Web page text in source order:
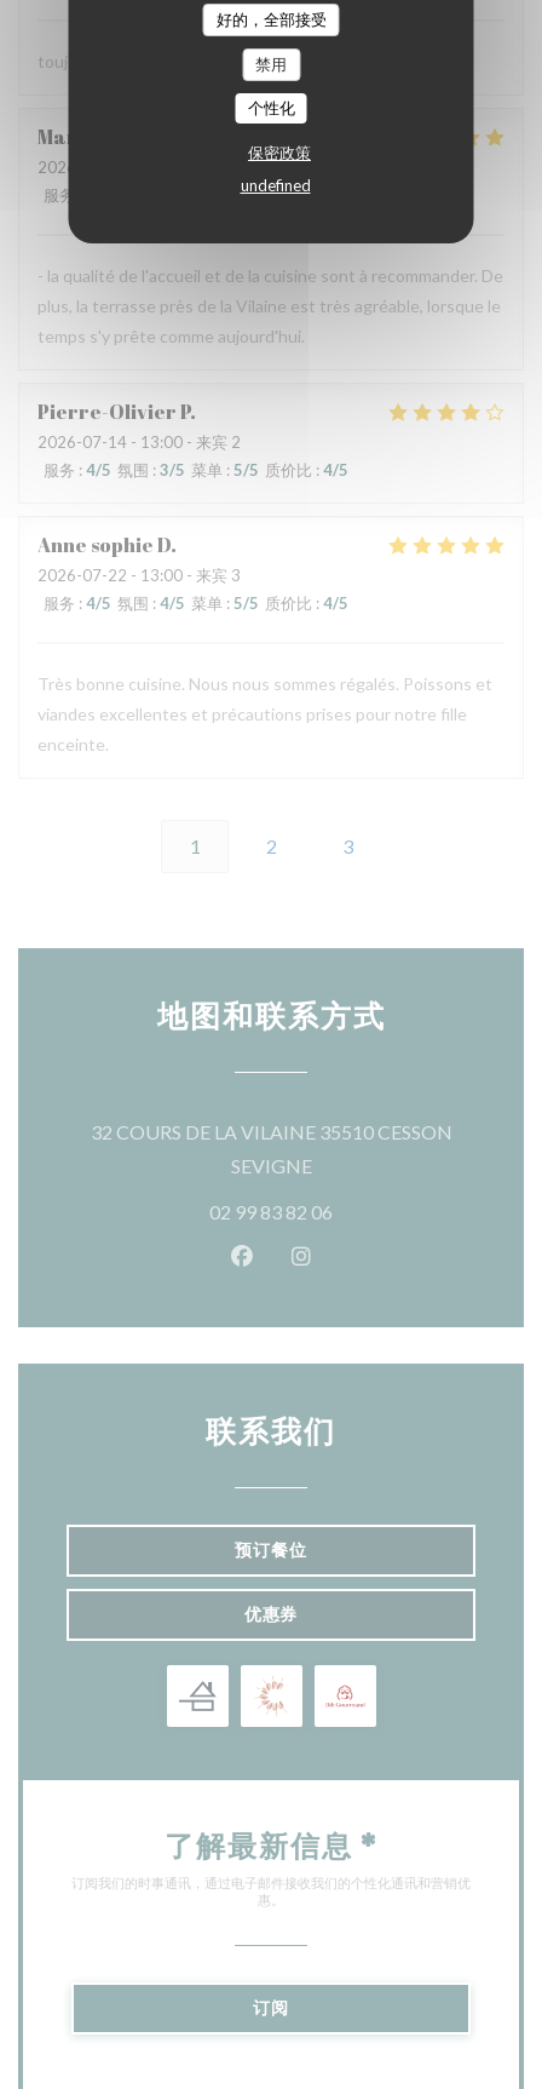
好的，全部接受
禁用
个性化
保密政策
undefined
toujours parfait comme d'habitude
Maryvonne
2026-07-23
服务
5/5 质价比
- la qualité de l'accueil et de la cuisine sont à recommander. De
plus, la terrasse près de la Vilaine est très agréable, lorsque le
temps s'y prête comme aujourd'hui.
Pierre-OlivierP
2026-07-14 - 13:00 - 来宾 2
服务 :4/5 氛围 : 3/5 菜单 : 5/5 质价比 : 4/5
Anne sophieD
2026-07-22 - 13:00 - 来宾 3
服务 : 4/5 氛围 : 4/5 菜单 : 5/5 质价比 : 4/5
Très bonne cuisine. Nous nous sommes régalés. Poissons et
viandes excellentes et précautions prises pour notre fille
enceinte.
1 2 3
地图和联系方式
32 COURS DE LA VILAINE 35510 CESSON
SEVIGNE((在新窗口中打开))
02 99 83 82 06
Facebook ((在新窗口中打开))
Instagram ((在新窗口中
联系我们
预订餐位
优惠券
了解最新信息 *
订阅我们的时事通讯，通过电子邮件接收我们的个性化通讯和营销优
惠。
订阅